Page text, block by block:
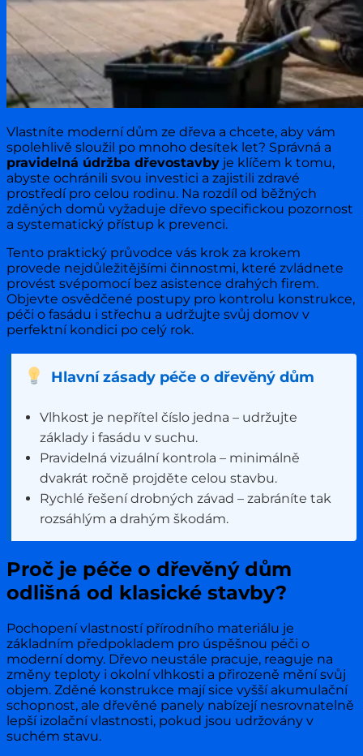
Vlastníte moderní dům ze dřeva a chcete, aby vám
spolehlivě sloužil po mnoho desítek let? Správná a
pravidelná údržba dřevostavby je klíčem k tomu,
abyste ochránili svou investici a zajistili zdravé
prostředí pro celou rodinu. Na rozdíl od běžných
zděných domů vyžaduje dřevo specifickou pozornost
a systematický přístup k prevenci.
Tento praktický průvodce vás krok za krokem
provede nejdůležitějšími činnostmi, které zvládnete
provést svépomocí bez asistence drahých firem.
Objevte osvědčené postupy pro kontrolu konstrukce,
péči o fasádu i střechu a udržujte svůj domov v
perfektní kondici po celý rok.
Hlavní zásady péče o dřevěný dům
Vlhkost je nepřítel číslo jedna – udržujte
základy i fasádu v suchu.
Pravidelná vizuální kontrola – minimálně
dvakrát ročně projděte celou stavbu.
Rychlé řešení drobných závad – zabráníte tak
rozsáhlým a drahým škodám.
Proč je péče o dřevěný dům
odlišná od klasické stavby?
Pochopení vlastností přírodního materiálu je
základním předpokladem pro úspěšnou péči o
moderní domy. Dřevo neustále pracuje, reaguje na
změny teploty i okolní vlhkosti a přirozeně mění svůj
objem. Zděné konstrukce mají sice vyšší akumulační
schopnost, ale dřevěné panely nabízejí nesrovnatelně
lepší izolační vlastnosti, pokud jsou udržovány v
suchém stavu.